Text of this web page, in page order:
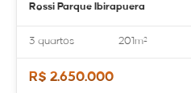
Rossi Parque Ibirapuera
3 quartos 201m²
R$ 2.650.000